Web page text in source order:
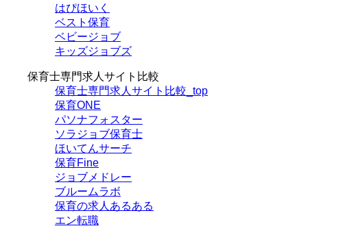
はぴほいく
ベスト保育
ベビージョブ
キッズジョブズ
保育士専門求人サイト比較
保育士専門求人サイト比較_top
保育ONE
パソナフォスター
ソラジョブ保育士
ほいてんサーチ
保育Fine
ジョブメドレー
ブルームラボ
保育の求人あるある
エン転職